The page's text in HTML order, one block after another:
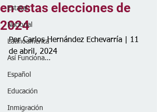
Estatal
Nacional
Latinoamérica
Así Funciona...
Español
Educación
Inmigración
en estas elecciones de
2024
Por Carlos Hernández Echevarría | 11
de abril, 2024